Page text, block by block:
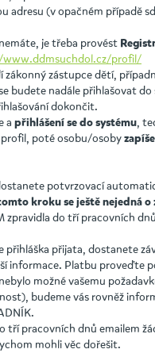
adresu (v opačném případě
je třeba provést
profil/
zákonný zástupce dětí,
budete nadále přihlašovat
dokončit.
a přihlášení se do systému,
poté osobu/osoby
potvrzovací
kroku se ještě nejedná o
zpravidla do tří pracovních
přihláška přijata, dostanete
informace. Platbu proveďte
možné vašemu
budeme vás rovněž
tří pracovních dnů emailem
mohli věc dořešit.